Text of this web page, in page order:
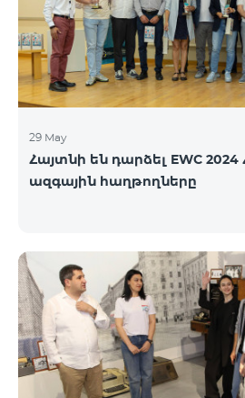
29 May
Հայտնի են դարձել EWC
ազգային հաղթողները